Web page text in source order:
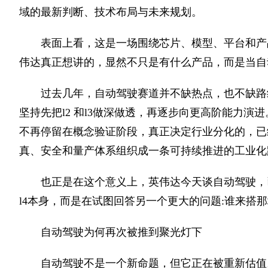
域的最新判断、技术布局与未来规划。
表面上看，这是一场围绕芯片、模型、平台和
伟达真正想讲的，显然不只是有什么产品，而是当
过去几年，自动驾驶赛道并不缺热点，也不缺
坚持先把l2 和l3做深做透，再逐步向更高阶能力演
不再停留在概念验证阶段，真正决定行业分化的，
真、安全和量产体系组织成一条可持续推进的工业
也正是在这个意义上，英伟达今天谈自动驾驶
l4本身，而是在试图回答另一个更大的问题:谁来搭
自动驾驶为何再次被推到聚光灯下
自动驾驶不是一个新命题，但它正在被重新估